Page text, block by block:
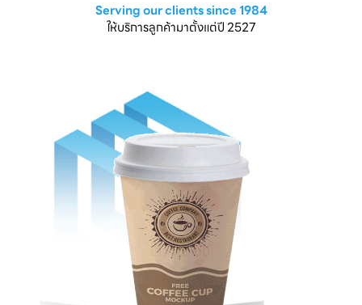
Serving our clients since 1984
ให้บริการลูกค้ามาตั้งแต่ปี 2527